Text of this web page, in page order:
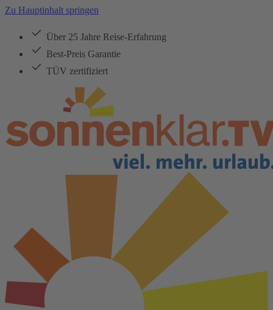
Zu Hauptinhalt springen
Über 25 Jahre Reise-Erfahrung
Best-Preis Garantie
TÜV zertifiziert